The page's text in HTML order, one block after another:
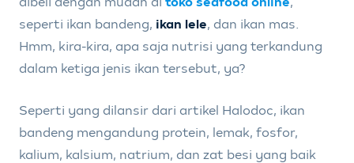
seperti ikan bandeng, ikan lele, dan ikan mas.
Hmm, kira-kira, apa saja nutrisi yang terkandung
dalam ketiga jenis ikan tersebut, ya?
Seperti yang dilansir dari artikel Halodoc, ikan
bandeng mengandung protein, lemak, fosfor,
kalium, kalsium, natrium, dan zat besi yang baik